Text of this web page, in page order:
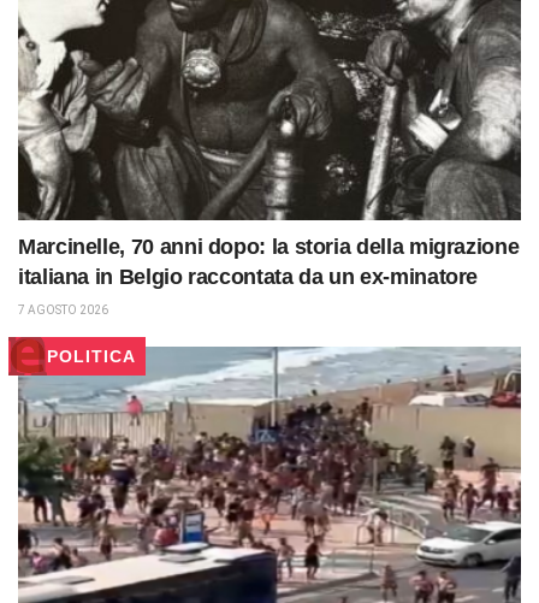
Marcinelle, 70 anni dopo: la storia della migrazione
italiana in Belgio raccontata da un ex-minatore
7 AGOSTO 2026
POLITICA